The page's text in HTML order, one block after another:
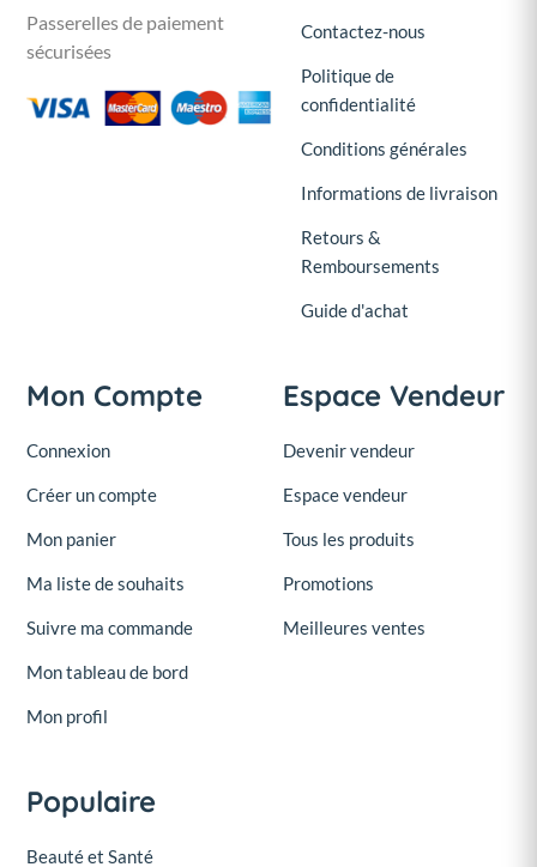
Passerelles de paiement
sécurisées
Contactez-nous
Politique de
confidentialité
Conditions générales
Informations de livraison
Retours &
Remboursements
Guide d'achat
Mon Compte
Connexion
Créer un compte
Mon panier
Ma liste de souhaits
Suivre ma commande
Mon tableau de bord
Mon profil
Espace Vendeur
Devenir vendeur
Espace vendeur
Tous les produits
Promotions
Meilleures ventes
Populaire
Beauté et Santé